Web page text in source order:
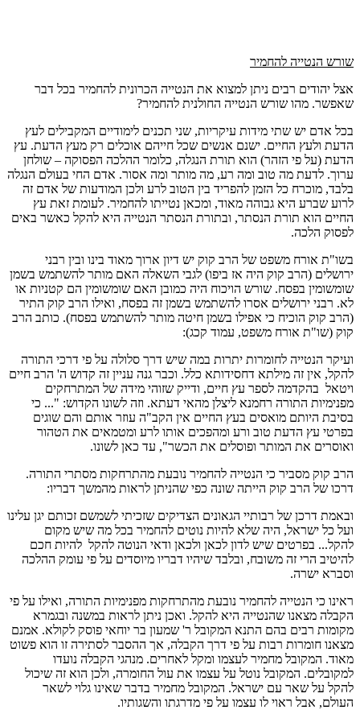
שורש הנטייה להחמיר
אצל יהודים רבים ניתן למצוא את הנטייה הכרונית להחמיר בכל דבר
שאפשר. מהו שורש הנטייה החולנית להחמיר?
בכל אדם יש שתי מידות עיקריות, שני תכנים לימודיים המקבילים לעץ
הדעת ולעץ החיים. ישנם אנשים שכל חייהם אוכלים רק מעץ הדעת. עץ
הדעת (על פי הזהר) הוא תורת הנגלה, כלומר ההלכה הפסוקה – שולחן
ערוך. לדעת מה טוב ומה רע, מה מותר ומה אסור. אדם החי בעולם הנגלה
בלבד, מוכרח כל הזמן להפריד בין הטוב לרע ולכן המודעות של אדם זה
לרוע שברע היא גבוהה מאוד, ומכאן נטייתו להחמיר. לעומת זאת עץ
החיים הוא תורת הנסתר, ובתורת הנסתר הנטייה היא להקל כאשר באים
לפסוק הלכה.
בשו"ת אורח משפט של הרב קוק יש דיון ארוך מאוד בינו ובין רבני
ירושלים (הרב קוק היה אז ביפו) לגבי השאלה האם מותר להשתמש בשמן
שומשומין בפסח. שורש הויכוח היה כמובן האם שומשומין הם קטניות או
לא. רבני ירושלים אסרו להשתמש בשמן זה בפסח, ואילו הרב קוק התיר
(הרב קוק הוכיח כי אפילו בשמן חיטה מותר להשתמש בפסח). כותב הרב
קוק (שו"ת אורח משפט, עמוד קכג):
ועיקר הנטייה לחומרות יתרות במה שיש דרך סלולה על פי דרכי התורה
להקל, אין זה מילתא דחסידותא כלל. וכבר גנה עניין זה קדוש ה' הרב חיים
ויטאל בהקדמה לספר עץ חיים, ודייק שזוהי מידה של המתרחקים
מפנימיות התורה רחמנא ליצלן מהאי דעתא. וזה לשונו הקדוש: "... כי
בסיבת היותם מואסים בעץ החיים אין הקב"ה עוזר אותם והם שוגים
בפרטי עץ הדעת טוב ורע ומהפכים אותו לרע ומטמאים את הטהור
ואוסרים את המותר ופוסלים את הכשר", עד כאן לשונו.
הרב קוק מסביר כי הנטייה להחמיר נובעת מהתרחקות מסתרי התורה.
דרכו של הרב קוק הייתה שונה כפי שהניתן לראות מהמשך דבריו:
ובאמת דרכן של רבותיי הגאונים הצדיקים שזכיתי לשמשם זכותם יגן עלינו
ועל כל ישראל, היה שלא להיות נוטים להחמיר בכל מה שיש מקום
להקל... בפרטים שיש לדון לכאן ולכאן ודאי הנוטה להקל להיות חכם
להיטיב הרי זה משובח, ובלבד שיהיו דבריו מיוסדים על פי עומק ההלכה
וסברא ישרה.
ראינו כי הנטייה להחמיר נובעת מהתרחקות מפנימיות התורה, ואילו על פי
הקבלה מצאנו שהנטייה היא להקל. ואכן ניתן לראות במשנה ובגמרא
מקומות רבים בהם התנא המקובל ר' שמעון בר יוחאי פוסק לקולא. אמנם
מצאנו חומרות רבות על פי דרך הקבלה, אך ההסבר לסתירה זו הוא פשוט
מאוד. המקובל מחמיר לעצמו ומקל לאחרים. מנהגי הקבלה נועדו
למקובלים. המקובל נוטל על עצמו את עול החומרה, ולכן הוא זה שיכול
להקל על שאר עם ישראל. המקובל מחמיר בדבר שאינו גלוי לשאר
העולם, אבל ראוי לו עצמו על פי מדרגתו והשגותיו.